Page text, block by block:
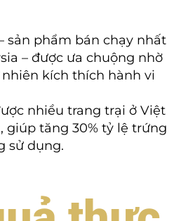
sản phẩm bán chạy nhất
– được ưa chuộng nhờ
kích thích hành vi
nhiều trang trại ở Việt
giúp tăng 30% tỷ lệ trứng
sử dụng.